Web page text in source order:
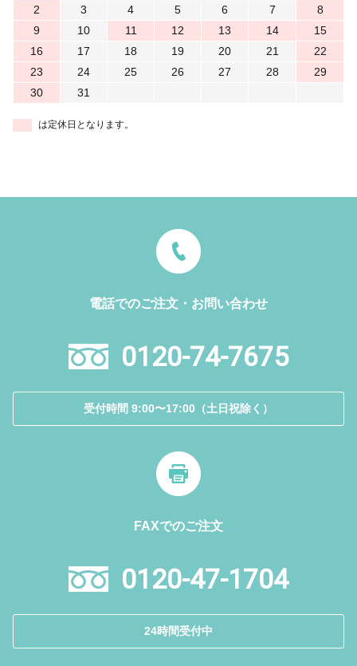
2
3 4 5 6 7
8
9
10 11 12 13 14
15
16
17 18 19 20 21
22
23
24 25 26 27 28
29
30
31
は定休日となります。
電話でのご注文・お問い合わせ
0120-74-7675
受付時間 9:00〜17:00（土日祝除く）
FAXでのご注文
0120-47-1704
24時間受付中